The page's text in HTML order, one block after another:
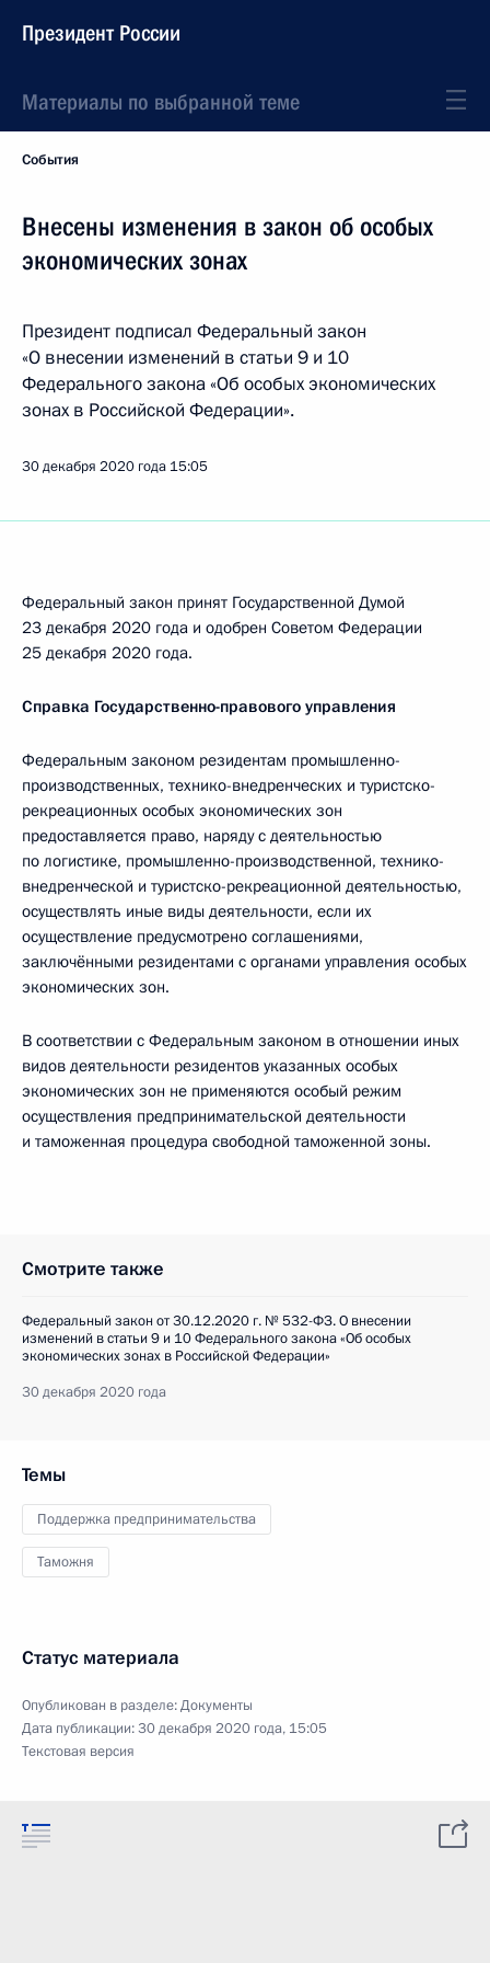
Президент России
Материалы по выбранной теме
События
Внесены изменения в закон об особых
экономических зонах
Президент подписал Федеральный закон
«О внесении изменений в статьи 9 и 10
Федерального закона «Об особых экономических
зонах в Российской Федерации».
30 декабря 2020 года 15:05
Федеральный закон принят Государственной Думой
23 декабря 2020 года и одобрен Советом Федерации
25 декабря 2020 года.
Справка Государственно-правового управления
Федеральным законом резидентам промышленно­-
производственных, технико-внедренческих и туристско-
рекреационных особых экономических зон
предоставляется право, наряду с деятельностью
по логистике, промышленно-производственной, технико-
внедренческой и туристско-рекреационной деятельностью,
осуществлять иные виды деятельности, если их
осуществление предусмотрено соглашениями,
заключёнными резидентами с органами управления особых
экономических зон.
В соответствии с Федеральным законом в отношении иных
видов деятельности резидентов указанных особых
экономических зон не применяются особый режим
осуществления предпринимательской деятельности
и таможенная процедура свободной таможенной зоны.
Смотрите также
Федеральный закон от 30.12.2020 г. № 532-ФЗ. О внесении
изменений в статьи 9 и 10 Федерального закона «Об особых
экономических зонах в Российской Федерации»
30 декабря 2020 года
Темы
Поддержка предпринимательства
Таможня
Статус материала
Опубликован в разделе:Документы
Дата публикации:30 декабря 2020 года, 15:05
Текстовая версия